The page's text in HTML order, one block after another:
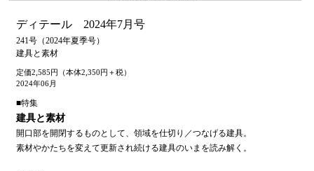
ディテール 2024年7月号
241号（2024年夏季号）
建具と素材
定価2,585円（本体2,350円＋税）
2024年06月
■特集
建具と素材
開口部を開閉するものとして、領域を仕切り／つなげる建具。
素材やかたちを変えて更新され続ける建具のいまを読み解く。